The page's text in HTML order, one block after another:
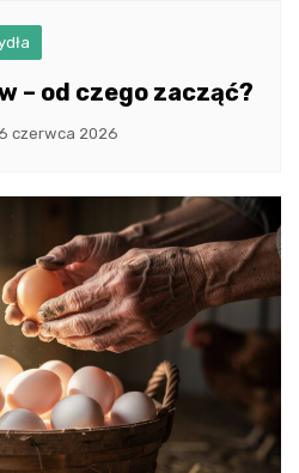
– od czego zacząć?
czerwca 2026